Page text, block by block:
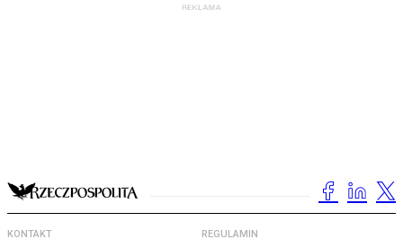
KONTAKT REGULAMIN